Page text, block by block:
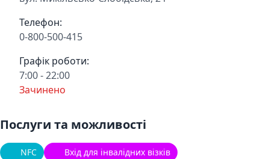
Телефон:
0-800-500-415
Графік роботи:
7:00 - 22:00
Зачинено
Послуги та можливості
NFC Вхід для інвалідних візків